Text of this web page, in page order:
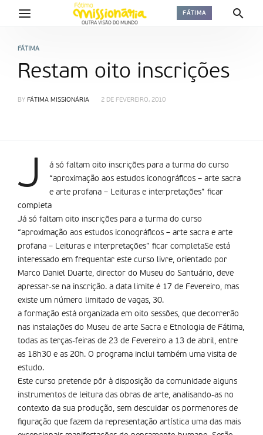
FÁTIMA
FÁTIMA
Restam oito inscrições
BY FÁTIMA MISSIONÁRIA 2 DE FEVEREIRO, 2010
J
á só faltam oito inscrições para a turma do curso
“aproximação aos estudos iconográficos – arte sacra
e arte profana – Leituras e interpretações” ficar
completa
Já só faltam oito inscrições para a turma do curso
“aproximação aos estudos iconográficos – arte sacra e arte
profana – Leituras e interpretações” ficar completaSe está
interessado em frequentar este curso livre, orientado por
Marco Daniel Duarte, director do Museu do Santuário, deve
apressar-se na inscrição. a data limite é 17 de Fevereiro, mas
existe um número limitado de vagas, 30.
a formação está organizada em oito sessões, que decorrerão
nas instalações do Museu de arte Sacra e Etnologia de Fátima,
todas as terças-feiras de 23 de Fevereiro a 13 de abril, entre
as 18h30 e as 20h. O programa inclui também uma visita de
estudo.
Este curso pretende pôr à disposição da comunidade alguns
instrumentos de leitura das obras de arte, analisando-as no
contexto da sua produção, sem descuidar os pormenores de
figuração que fazem da representação artística uma das mais